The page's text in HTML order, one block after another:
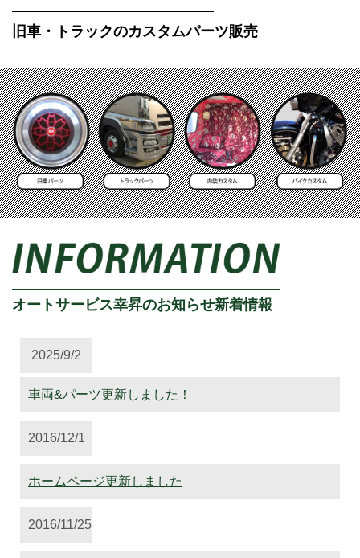
旧車・トラックのカスタムパーツ販売
オートサービス幸昇のお知らせ新着情報
2025/9/2
車両&パーツ更新しました！
2016/12/1
ホームページ更新しました
2016/11/25